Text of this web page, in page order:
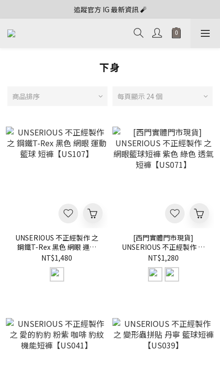
追蹤官方 IG 最新資訊 🧨
下身
商品排序 每頁顯示 24 個
UNSERIOUS 不正經製作 之
鋼鐵T-Rex 黑色 網眼 運動
籃球 短褲【US107】
NT$1,480
[西門實體門市現貨]
UNSERIOUS 不正經製作 之
網眼籃球短褲 紫色 綠色 透氣
短褲【US071】
NT$1,280